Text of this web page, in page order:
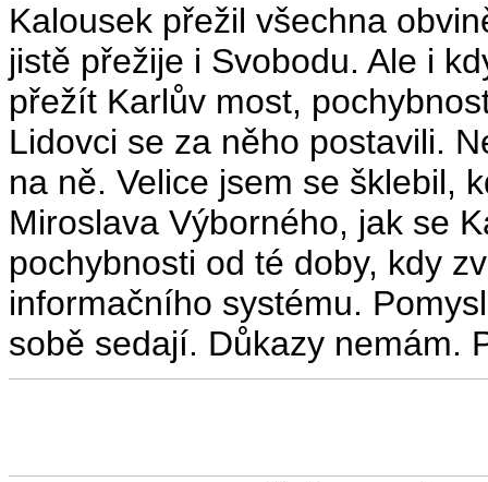
Kalousek přežil všechna
jistě přežije i Svobodu. Ale i
přežít Karlův most,
Lidovci se za něho postavili.
na ně. Velice jsem se šklebil,
Miroslava Výborného, jak se
pochybnosti od té doby, kdy
informačního systému.
sobě sedají. Důkazy nemám.